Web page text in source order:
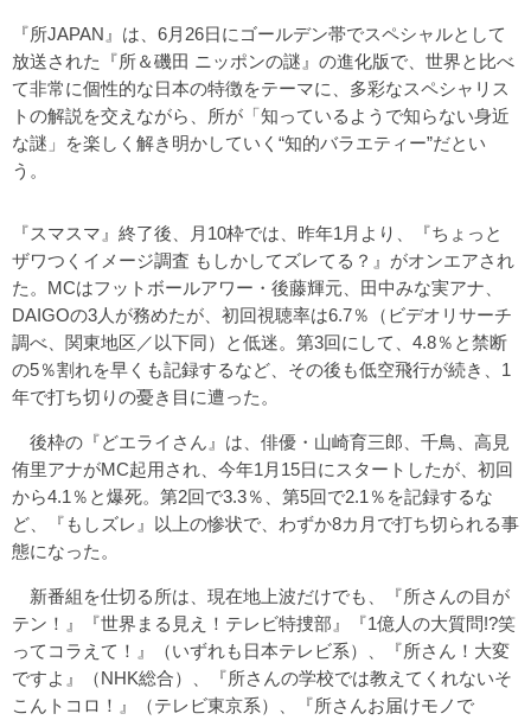
『所JAPAN』は、6月26日にゴールデン帯でスペシャルとして
放送された『所＆磯田 ニッポンの謎』の進化版で、世界と比べ
て非常に個性的な日本の特徴をテーマに、多彩なスペシャリス
トの解説を交えながら、所が「知っているようで知らない身近
な謎」を楽しく解き明かしていく“知的バラエティー”だとい
う。
『スマスマ』終了後、月10枠では、昨年1月より、『ちょっと
ザワつくイメージ調査 もしかしてズレてる？』がオンエアされ
た。MCはフットボールアワー・後藤輝元、田中みな実アナ、
DAIGOの3人が務めたが、初回視聴率は6.7％（ビデオリサーチ
調べ、関東地区／以下同）と低迷。第3回にして、4.8％と禁断
の5％割れを早くも記録するなど、その後も低空飛行が続き、1
年で打ち切りの憂き目に遭った。
後枠の『どエライさん』は、俳優・山崎育三郎、千鳥、高見
侑里アナがMC起用され、今年1月15日にスタートしたが、初回
から4.1％と爆死。第2回で3.3％、第5回で2.1％を記録するな
ど、『もしズレ』以上の惨状で、わずか8カ月で打ち切られる事
態になった。
新番組を仕切る所は、現在地上波だけでも、『所さんの目が
テン！』『世界まる見え！テレビ特捜部』『1億人の大質問!?笑
ってコラえて！』（いずれも日本テレビ系）、『所さん！大変
ですよ』（NHK総合）、『所さんの学校では教えてくれないそ
こんトコロ！』（テレビ東京系）、『所さんお届けモノで